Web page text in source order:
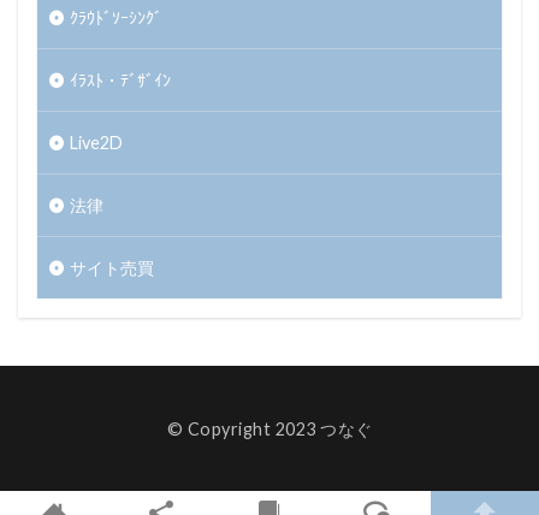
ｸﾗｳﾄﾞｿｰｼﾝｸﾞ
ｲﾗｽﾄ・ﾃﾞｻﾞｲﾝ
Live2D
法律
サイト売買
© Copyright 2023 つなぐ